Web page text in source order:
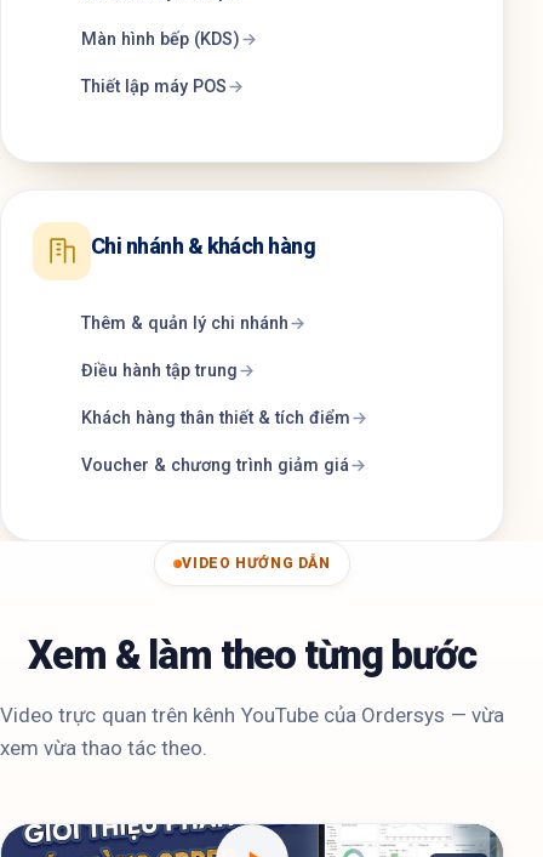
Màn hình bếp (KDS)
Thiết lập máy POS
Chi nhánh & khách hàng
Thêm & quản lý chi nhánh
Điều hành tập trung
Khách hàng thân thiết & tích điểm
Voucher & chương trình giảm giá
VIDEO HƯỚNG DẪN
Xem & làm theo từng bước
Video trực quan trên kênh YouTube của Ordersys — vừa
xem vừa thao tác theo.